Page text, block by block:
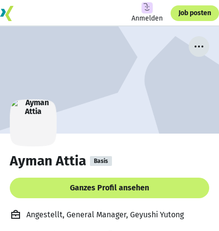
Anmelden
Job posten
Ayman Attia Basis
Ganzes Profil ansehen
Angestellt, General Manager, Geyushi Yutong